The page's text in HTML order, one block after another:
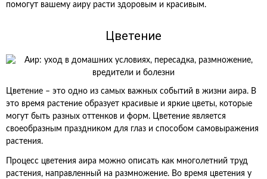
помогут вашему аиру расти здоровым и красивым.
Цветение
Цветение – это одно из самых важных событий в жизни аира. В
это время растение образует красивые и яркие цветы, которые
могут быть разных оттенков и форм. Цветение является
своеобразным праздником для глаз и способом самовыражения
растения.
Процесс цветения аира можно описать как многолетний труд
растения, направленный на размножение. Во время цветения у